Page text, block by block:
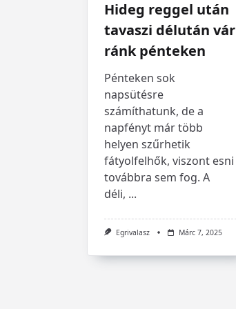
Hideg reggel után
tavaszi délután vár
ránk pénteken
Pénteken sok
napsütésre
számíthatunk, de a
napfényt már több
helyen szűrhetik
fátyolfelhők, viszont esni
továbbra sem fog. A
déli, ...
Egrivalasz Márc 7, 2025